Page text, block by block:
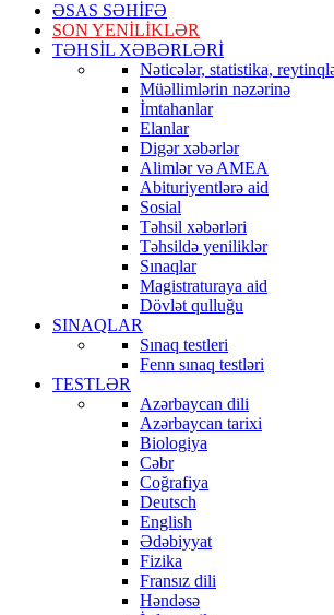
ƏSAS SƏHİFƏ
SON YENİLİKLƏR
TƏHSİL XƏBƏRLƏRİ
Nəticələr, statistika,
Müəllimlərin nəzərinə
İmtahanlar
Elanlar
Digər xəbərlər
Alimlər və AMEA
Abituriyentlərə aid
Sosial
Təhsil xəbərləri
Təhsildə yeniliklər
Sınaqlar
Magistraturaya aid
Dövlət qulluğu
SINAQLAR
Sınaq testleri
Fenn sınaq testləri
TESTLƏR
Azərbaycan dili
Azərbaycan tarixi
Biologiya
Cəbr
Coğrafiya
Deutsch
English
Ədəbiyyat
Fizika
Fransız dili
Həndəsə